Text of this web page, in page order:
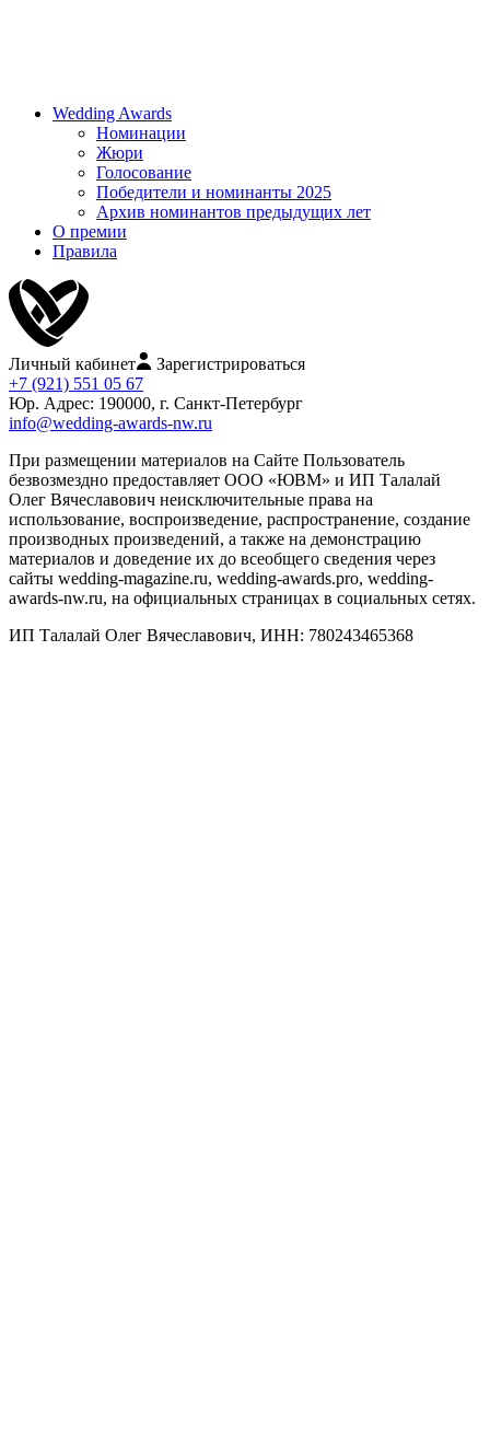
Wedding Awards
Номинации
Жюри
Голосование
Победители и номинанты 2025
Архив номинантов предыдущих лет
О премии
Правила
Личный кабинет
Зарегистрироваться
+7 (921) 551 05 67
Юр. Адрес: 190000, г. Санкт-Петербург
info@wedding-awards-nw.ru
При размещении материалов на Сайте Пользователь
безвозмездно предоставляет ООО «ЮВМ» и ИП Талалай
Олег Вячеславович неисключительные права на
использование, воспроизведение, распространение, создание
производных произведений, а также на демонстрацию
материалов и доведение их до всеобщего сведения через
сайты wedding-magazine.ru, wedding-awards.pro, wedding-
awards-nw.ru, на официальных страницах в социальных сетях.
ИП Талалай Олег Вячеславович, ИНН: 780243465368